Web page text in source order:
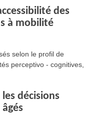
des
à mobilité
selon le profil de
perceptivo - cognitives,
décisions